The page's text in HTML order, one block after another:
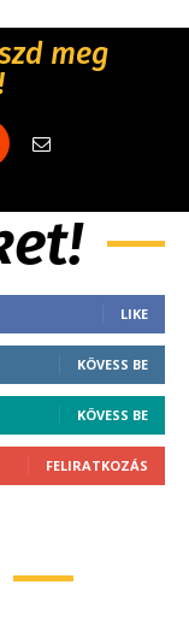
meg
LIKE
KÖVESS BE
KÖVESS BE
FELIRATKOZÁS